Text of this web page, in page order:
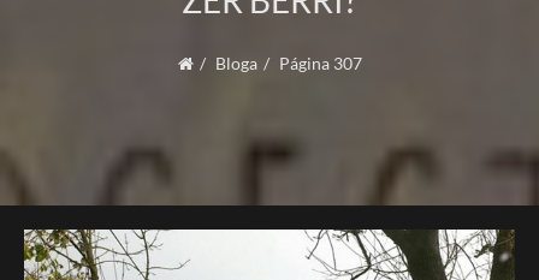
Bloga Página 307